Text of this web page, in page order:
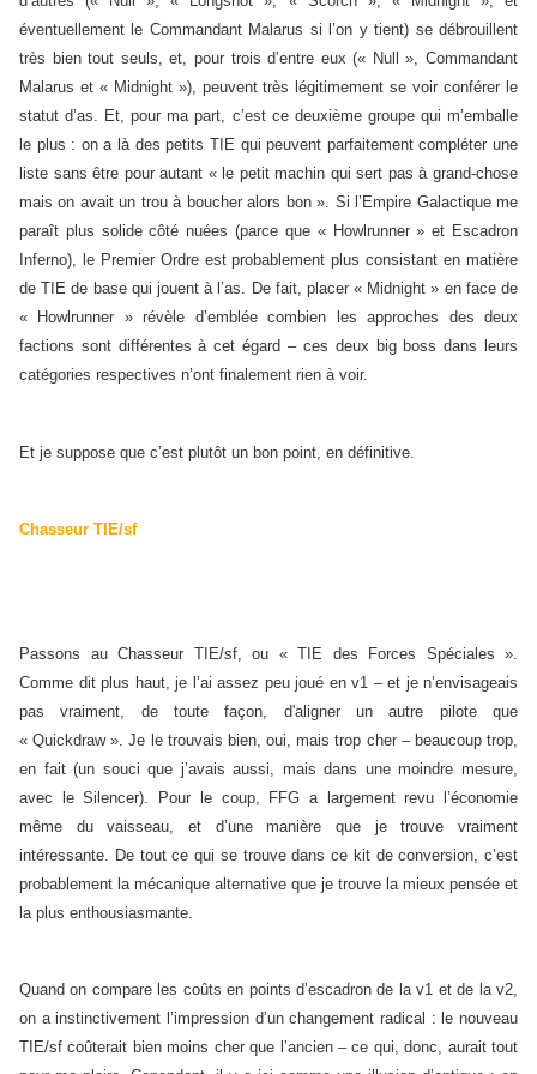
éventuellement le Commandant Malarus si l’on y tient) se débrouillent
très bien tout seuls, et, pour trois d’entre eux (« Null », Commandant
Malarus et « Midnight »), peuvent très légitimement se voir conférer le
statut d’as. Et, pour ma part, c’est ce deuxième groupe qui m’emballe
le plus : on a là des petits TIE qui peuvent parfaitement compléter une
liste sans être pour autant « le petit machin qui sert pas à grand-chose
mais on avait un trou à boucher alors bon ». Si l’Empire Galactique me
paraît plus solide côté nuées (parce que « Howlrunner » et Escadron
Inferno), le Premier Ordre est probablement plus consistant en matière
de TIE de base qui jouent à l’as. De fait, placer « Midnight » en face de
« Howlrunner » révèle d’emblée combien les approches des deux
factions sont différentes à cet égard – ces deux big boss dans leurs
catégories respectives n’ont finalement rien à voir.
Et je suppose que c’est plutôt un bon point, en définitive.
Chasseur TIE/sf
Passons au Chasseur TIE/sf, ou « TIE des Forces Spéciales ».
Comme dit plus haut, je l’ai assez peu joué en v1 – et je n’envisageais
pas vraiment, de toute façon, d'aligner un autre pilote que
« Quickdraw ». Je le trouvais bien, oui, mais trop cher – beaucoup trop,
en fait (un souci que j’avais aussi, mais dans une moindre mesure,
avec le Silencer). Pour le coup, FFG a largement revu l’économie
même du vaisseau, et d’une manière que je trouve vraiment
intéressante. De tout ce qui se trouve dans ce kit de conversion, c’est
probablement la mécanique alternative que je trouve la mieux pensée et
la plus enthousiasmante.
Quand on compare les coûts en points d’escadron de la v1 et de la v2,
on a instinctivement l’impression d’un changement radical : le nouveau
TIE/sf coûterait bien moins cher que l’ancien – ce qui, donc, aurait tout